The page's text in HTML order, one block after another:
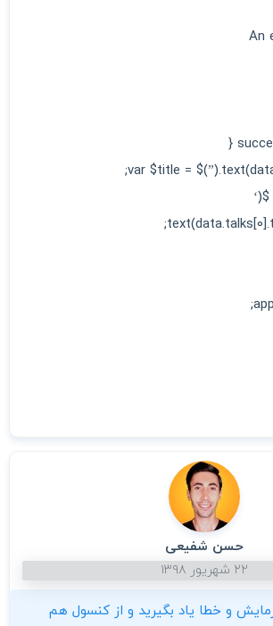
An
var $title =
حسن شفیعی
۲۲ شهریور ۱۳۹۸
و خطا یاد بگیرید و از کنسول هم